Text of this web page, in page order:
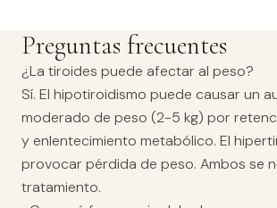
Preguntas frecuentes
¿La tiroides puede afectar al peso?
Sí. El hipotiroidismo puede causar un
moderado de peso (2-5 kg) por
y enlentecimiento metabólico. El
provocar pérdida de peso. Ambos se
tratamiento.